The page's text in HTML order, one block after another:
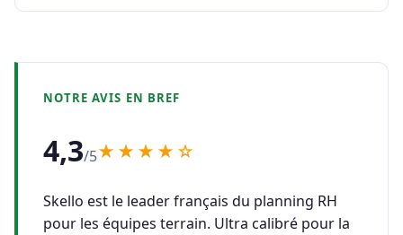
NOTRE AVIS EN BREF
4,3/5★★★★☆
Skello est le leader français du planning RH
pour les équipes terrain. Ultra calibré pour la